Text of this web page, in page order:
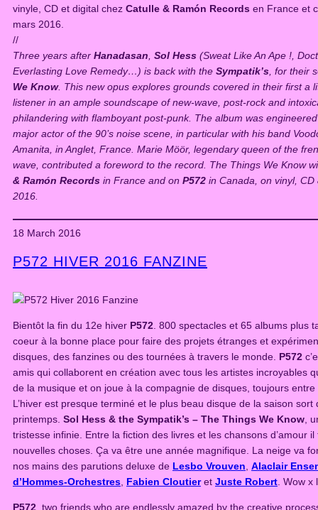
vinyle, CD et digital chez Catulle & Ramón Records en France et
mars 2016.
//
Three years after Hanadasan, Sol Hess (Sweat Like An Ape !,
Everlasting Love Remedy…) is back with the Sympatik’s, for their
We Know. This new opus explores grounds covered in their first a
listener in an ample soundscape of new-wave, post-rock and
philandering with flamboyant post-punk. The album was
major actor of the 90’s noise scene, in particular with his band
Amanita, in Anglet, France. Marie Möör, legendary queen of the
wave, contributed a foreword to the record. The Things We Know
& Ramón Records in France and on P572 in Canada, on vinyl,
2016.
18 March 2016
P572 HIVER 2016 FANZINE
Bientôt la fin du 12e hiver P572 . 800 spectacles et 65 albums plus
coeur à la bonne place pour faire des projets étranges et
disques, des fanzines ou des tournées à travers le monde. P572
amis qui collaborent en création avec tous les artistes incroyables
de la musique et on joue à la compagnie de disques, toujours
L’hiver est presque terminé et le plus beau disque de la saison
printemps. Sol Hess & the Sympatik’s – The Things We Know ,
tristesse infinie. Entre la fiction des livres et les chansons d’amour
nouvelles choses. Ça va être une année magnifique. La neige va
nos mains des parutions deluxe de Lesbo Vrouven Alaclair
d’Hommes-Orchestres Fabien Cloutieret Juste Robert . Wow x
P572 , two friends who are endlessly amazed by the creative